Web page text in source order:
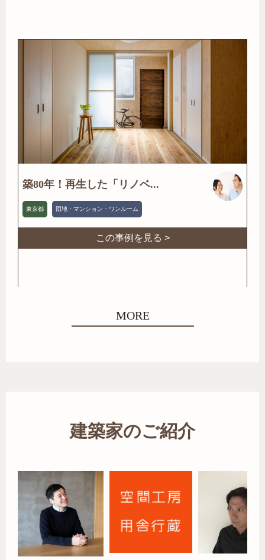
築80年！再生した「リノベ...
東京都 団地・マンション・ワンルーム
この事例を見る >
MORE
建築家のご紹介